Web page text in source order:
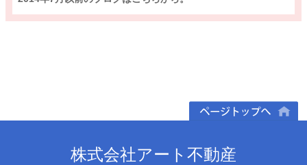
株式会社アート不動産